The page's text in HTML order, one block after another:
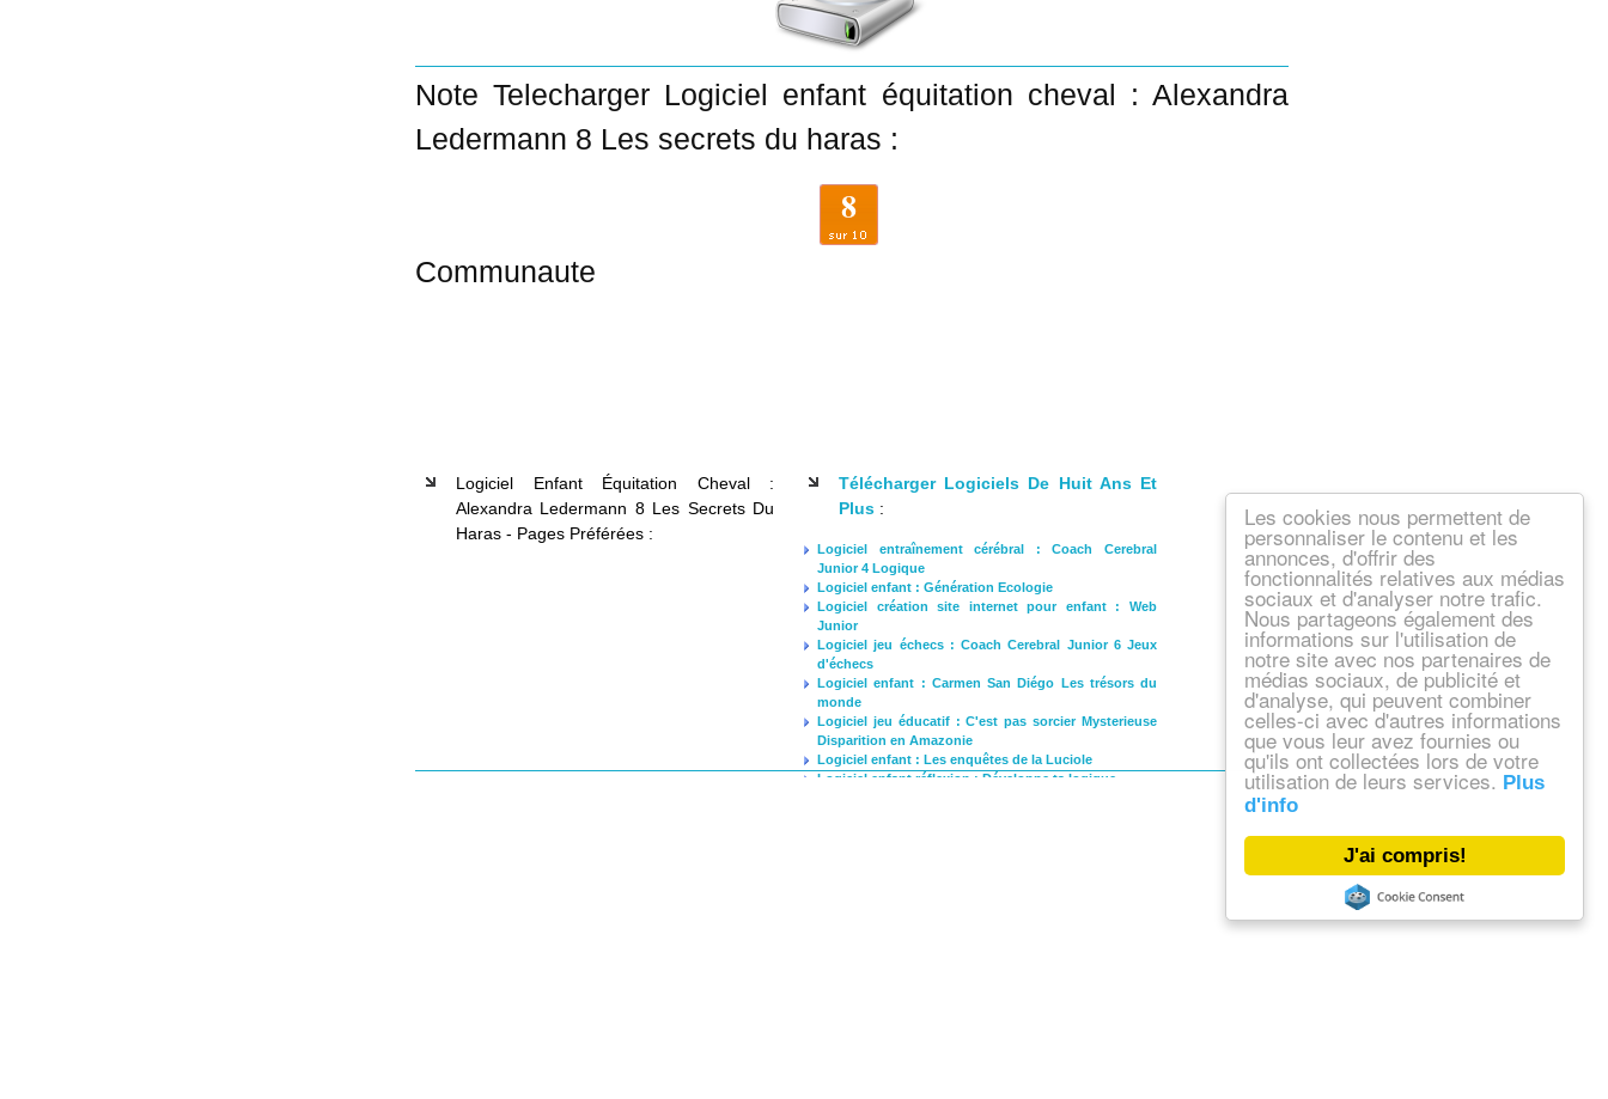
J'ai compris!
Les cookies nous permettent de
personnaliser le contenu et les
annonces, d'offrir des
fonctionnalités relatives aux médias
sociaux et d'analyser notre trafic.
Nous partageons également des
informations sur l'utilisation de
notre site avec nos partenaires de
médias sociaux, de publicité et
d'analyse, qui peuvent combiner
celles-ci avec d'autres informations
que vous leur avez fournies ou
qu'ils ont collectées lors de votre
utilisation de leurs services. Plus
d'info
Note Telecharger Logiciel enfant équitation cheval : Alexandra
Ledermann 8 Les secrets du haras :
8
Communaute
Logiciel Enfant Équitation Cheval :
Alexandra Ledermann 8 Les Secrets Du
Haras - Pages Préférées :
Télécharger Logiciels De Huit Ans Et
Plus :
Logiciel entraînement cérébral : Coach Cerebral
Junior 4 Logique
Logiciel enfant : Génération Ecologie
Logiciel création site internet pour enfant : Web
Junior
Logiciel jeu échecs : Coach Cerebral Junior 6 Jeux
d'échecs
Logiciel enfant : Carmen San Diégo Les trésors du
monde
Logiciel jeu éducatif : C'est pas sorcier Mysterieuse
Disparition en Amazonie
Logiciel enfant : Les enquêtes de la Luciole
Logiciel enfant réflexion : Développe ta logique